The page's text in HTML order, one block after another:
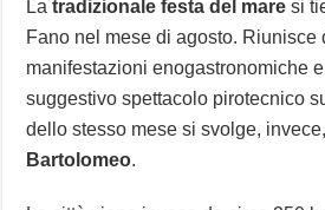
Latradizionale festa del mare si
Fano nel mese di agosto. Riunisce
manifestazioni enogastronomiche
suggestivo spettacolo pirotecnico
dello stesso mese si svolge,
Bartolomeo.